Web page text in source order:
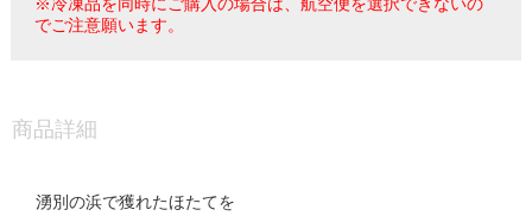
でご注意願います。
商品詳細
湧別の浜で獲れたほたてを